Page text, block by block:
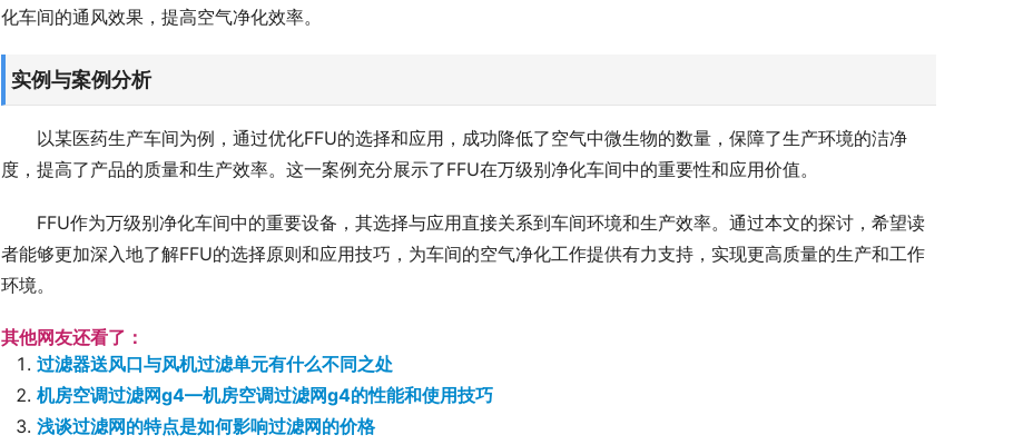
化车间的通风效果，提高空气净化效率。
实例与案例分析
以某医药生产车间为例，通过优化FFU的选择和应用，成功降低了空气中微生物的数量，保障了生产环境的洁净
度，提高了产品的质量和生产效率。这一案例充分展示了FFU在万级别净化车间中的重要性和应用价值。
FFU作为万级别净化车间中的重要设备，其选择与应用直接关系到车间环境和生产效率。通过本文的探讨，希望读
者能够更加深入地了解FFU的选择原则和应用技巧，为车间的空气净化工作提供有力支持，实现更高质量的生产和工作
环境。
其他网友还看了：
过滤器送风口与风机过滤单元有什么不同之处
机房空调过滤网g4—机房空调过滤网g4的性能和使用技巧
浅谈过滤网的特点是如何影响过滤网的价格